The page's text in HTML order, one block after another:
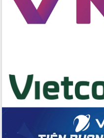
Đắk Lắk nỗ lực thúc đẩy tăng trưởng
kinh tế từ 10% trở lên trong Quý
Thứ trưởng Bộ Y tế làm việc với tỉnh
Đắk Lắk về phát triển nhân lực y tế
cho trạm y tế cấp xã
Du lịch Đắk Lắk nâng tầm trải nghiệm
du khách thông qua Hệ thống cơ sở dữ
liệu và Bản đồ số